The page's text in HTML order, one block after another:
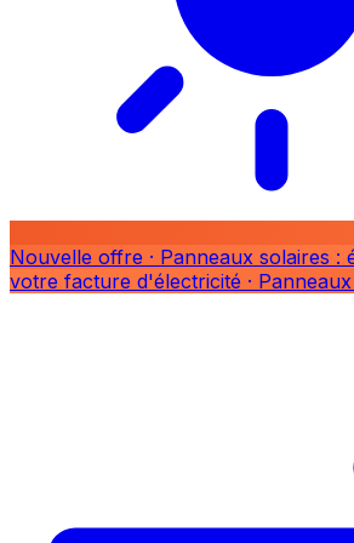
Nouvelle offre · Panneaux solaires :
votre facture d'électricité ·